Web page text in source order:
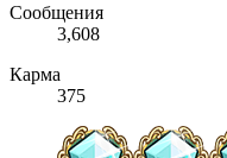
Сообщения
3,608
Карма
375